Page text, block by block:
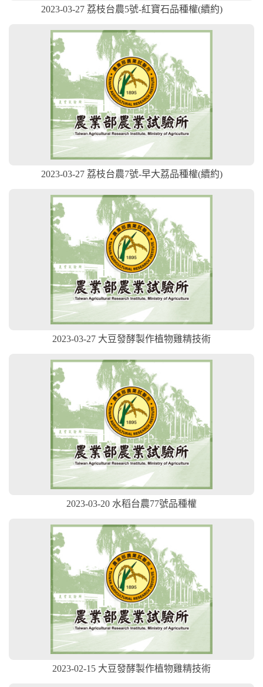
2023-03-27 荔枝台農5號-紅寶石品種權(續約)
2023-03-27 荔枝台農7號-早大荔品種權(續約)
2023-03-27 大豆發酵製作植物雞精技術
2023-03-20 水稻台農77號品種權
2023-02-15 大豆發酵製作植物雞精技術